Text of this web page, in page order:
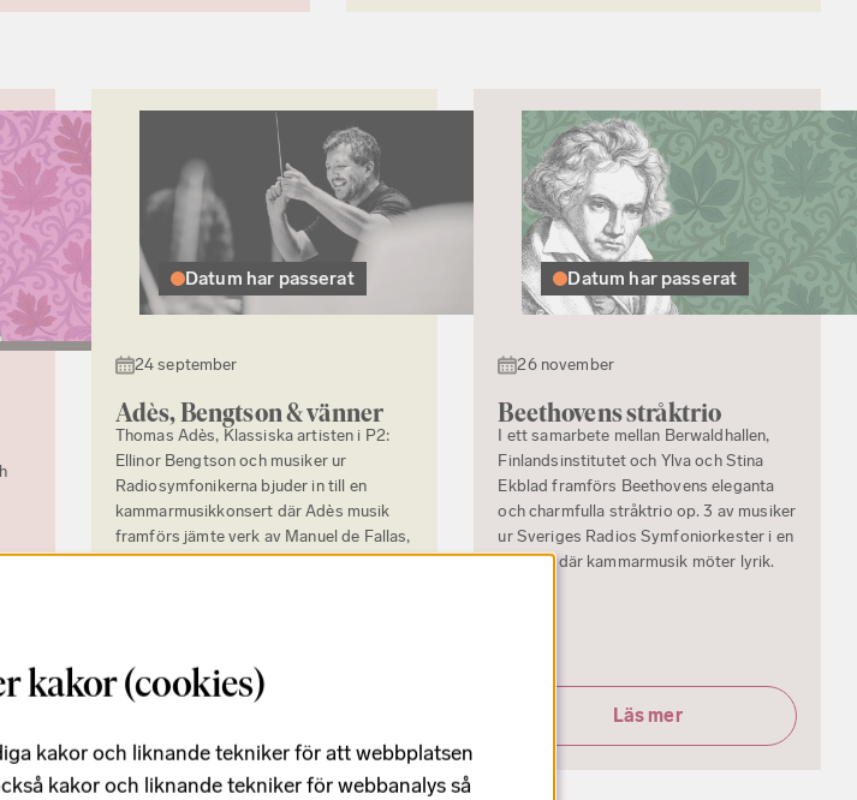
Datum har passerat
24 september
Adès, Bengtson & vänner
Thomas Adès, Klassiska artisten i P2:
Ellinor Bengtson och musiker ur
Radiosymfonikerna bjuder in till en
kammarmusikkonsert där Adès musik
framförs jämte verk av Manuel de Fallas,
Camille Saint-Saëns och Gerald Barry.
Datum har passerat
26 november
Beethovens stråktrio
I ett samarbete mellan Berwaldhallen,
Finlandsinstitutet och Ylva och Stina
Ekblad framförs Beethovens eleganta
och charmfulla stråktrio op. 3 av musiker
ur Sveriges Radios Symfoniorkester i en
konsert där kammarmusik möter lyrik.
Läs mer
kakor (cookies)
kakor och liknande tekniker för att webbplatsen
kakor och liknande tekniker för webbanalys så